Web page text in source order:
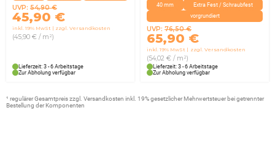
UVP: 54,90€
Ursprünglicher
Preis
war:
45,90 €
Aktueller
Preis
ist:
inkl. 19% MwSt zzgl. Versandkosten
(45,90 € / m²)
Lieferzeit: 3 - 6 Arbeitstage
Zur Abholung verfügbar
40 mm
Extra Fest / Schraubfest
vorgrundiert
UVP: 76,50€
Ursprünglicher
Preis
war:
76,50 €
65,90 €
Aktueller
Preis
ist:
65,90 €.
inkl. 19% MwSt zzgl. Versandkosten
(54,02 € / m²)
Lieferzeit: 3 - 6 Arbeitstage
Zur Abholung verfügbar
¹ regulärer Gesamtpreis zzgl. Versandkosten inkl. 19% gesetzlicher Mehrwertsteuer bei getrennter
Bestellung der Komponenten